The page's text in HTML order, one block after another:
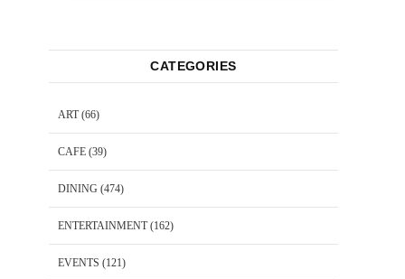
CATEGORIES
ART(66)
CAFE (39)
DINING (474)
ENTERTAINMENT(162)
EVENTS (121)